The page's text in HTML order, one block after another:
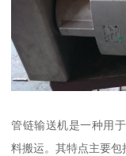
管链输送机是一种用
料搬运。其特点主要包